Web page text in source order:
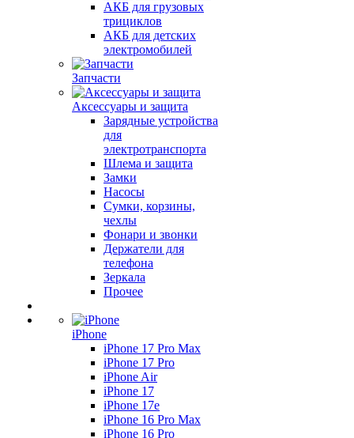
АКБ для грузовых
трициклов
АКБ для детских
электромобилей
Запчасти
Аксессуары и защита
Зарядные устройства
для
электротранспорта
Шлема и защита
Замки
Насосы
Сумки, корзины,
чехлы
Фонари и звонки
Держатели для
телефона
Зеркала
Прочее
iPhone
iPhone 17 Pro Max
iPhone 17 Pro
iPhone Air
iPhone 17
iPhone 17e
iPhone 16 Pro Max
iPhone 16 Pro